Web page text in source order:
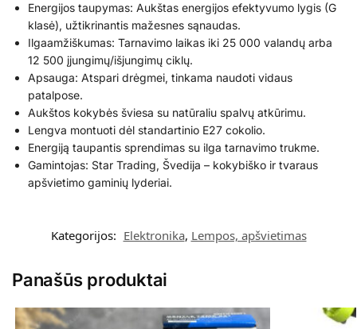
Energijos taupymas: Aukštas energijos efektyvumo lygis (G
klasė), užtikrinantis mažesnes sąnaudas.
Ilgaamžiškumas: Tarnavimo laikas iki 25 000 valandų arba
12 500 įjungimų/išjungimų ciklų.
Apsauga: Atspari drėgmei, tinkama naudoti vidaus
patalpose.
Aukštos kokybės šviesa su natūraliu spalvų atkūrimu.
Lengva montuoti dėl standartinio E27 cokolio.
Energiją taupantis sprendimas su ilga tarnavimo trukme.
Gamintojas: Star Trading, Švedija – kokybiško ir tvaraus
apšvietimo gaminių lyderiai.
Kategorijos: Elektronika, Lempos, apšvietimas
Panašūs produktai